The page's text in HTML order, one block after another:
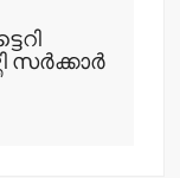
സര്‍ക്കാര്‍